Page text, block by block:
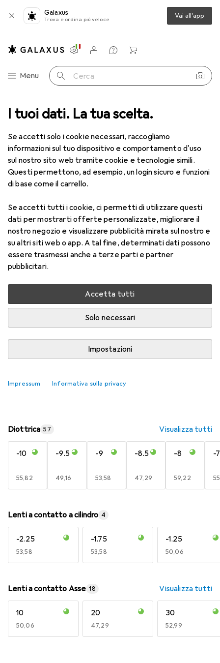
I tuoi dati. La tua scelta.
Se accetti solo i cookie necessari, raccogliamo
informazioni sul tuo dispositivo e comportamento d'uso
sul nostro sito web tramite cookie e tecnologie simili.
Questi permettono, ad esempio, un login sicuro e funzioni
di base come il carrello.
Se accetti tutti i cookie, ci permetti di utilizzare questi
dati per mostrarti offerte personalizzate, migliorare il
nostro negozio e visualizzare pubblicità mirata sul nostro e
su altri siti web o app. A tal fine, determinati dati possono
essere trasmessi anche a terze parti e partner
pubblicitari.
Accetta tutti
Solo necessari
Impostazioni
Impressum Informativa sulla privacy
Galaxus
Trova e ordina più veloce Vai all'app
Categoria Navigazione
Menu Cerca
Impostazioni
Conto cliente
Liste di confronto
Liste dei desideri
Carrello
Lenti a contatto Air Optix HydraGlyde per l'astigmatismo 6
1 Immagine
Air Optix HydraGlyde per
-6.5, Obiettivo mensile, 6 pz., Torico
Prezzo in EUR IVA incl.
EUR
47,29 EUR
7,88/1pz.
Consegna tra ven, 14/8 e mar, 18/8
Più di 10 pezzi in stock presso il fornitore
Aggiungi al carrello
Diottrica 57 Visualizza tutti
-10
EUR
55,82
-9.5
EUR
49,16
-9
EUR
53,58
-8.5
EUR
47,29
-8
EUR
59,22
-
Lenti a contatto a cilindro 4
-2.25
EUR
53,58
-1.75
EUR
53,58
-1.25
EUR
50,06
Lenti a contatto Asse 18 Visualizza tutti
10
EUR
50,06
20
EUR
47,29
30
EUR
52,99